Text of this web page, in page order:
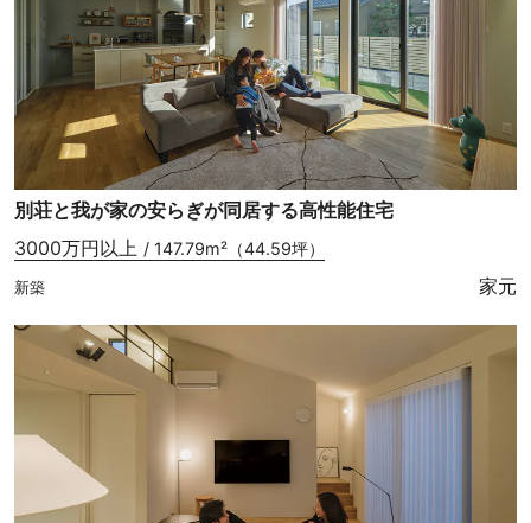
別荘と我が家の安らぎが同居する高性能住宅
3000万円以上 / 147.79m²（44.59坪）
新築 家元